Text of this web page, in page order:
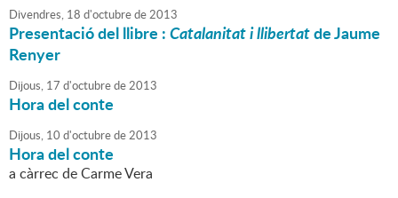
Divendres, 18 d'octubrede2013
Presentació del llibre :Catalanitat i llibertatde Jaume
Renyer
Dijous, 17 d'octubrede2013
Hora del conte
Dijous, 10 d'octubrede2013
Hora del conte
a càrrec de Carme Vera